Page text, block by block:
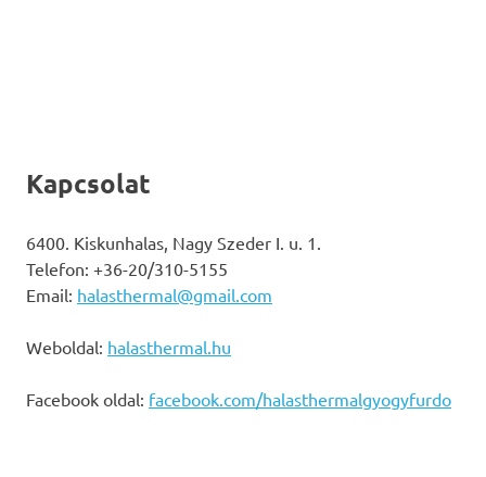
Kapcsolat
6400. Kiskunhalas, Nagy Szeder I. u. 1.
Telefon: +36-20/310-5155
Email: halasthermal@gmail.com
Weboldal: halasthermal.hu
Facebook oldal: facebook.com/halasthermalgyogyfurdo